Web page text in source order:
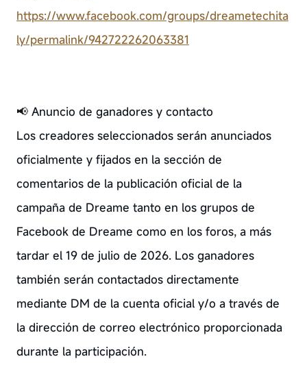
https://www.facebook.com/groups/dreametechita
ly/permalink/942722262063381
📢 Anuncio de ganadores y contacto
Los creadores seleccionados serán anunciados
oficialmente y fijados en la sección de
comentarios de la publicación oficial de la
campaña de Dreame tanto en los grupos de
Facebook de Dreame como en los foros, a más
tardar el 19 de julio de 2026. Los ganadores
también serán contactados directamente
mediante DM de la cuenta oficial y/o a través de
la dirección de correo electrónico proporcionada
durante la participación.